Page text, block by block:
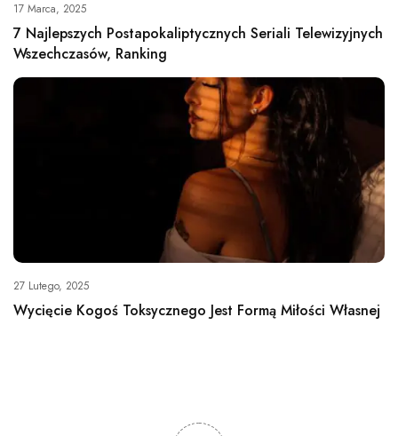
17 Marca, 2025
7 Najlepszych Postapokaliptycznych Seriali Telewizyjnych
Wszechczasów, Ranking
27 Lutego, 2025
Wycięcie Kogoś Toksycznego Jest Formą Miłości Własnej